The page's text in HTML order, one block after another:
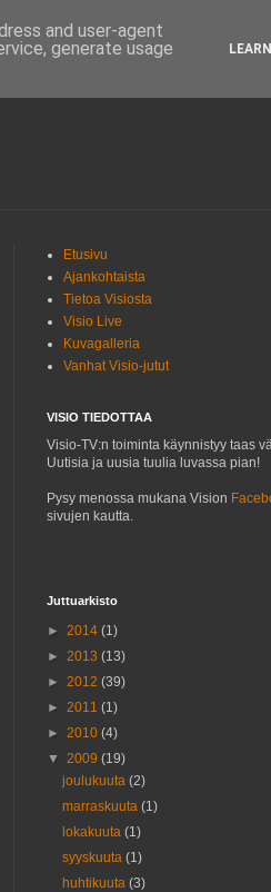
Etusivu
Ajankohtaista
Tietoa Visiosta
Visio Live
Kuvagalleria
Vanhat Visio-jutut
VISIO TIEDOTTAA
Visio-TV:n toiminta käynnistyy taas
Uutisia ja uusia tuulia luvassa pian!
Pysy menossa mukana Vision
sivujen kautta.
Juttuarkisto
► 2014 (1)
► 2013 (13)
► 2012 (39)
► 2011 (1)
► 2010 (4)
▼ 2009 (19)
joulukuuta(2)
marraskuuta(1)
lokakuuta(1)
syyskuuta(1)
huhtikuuta(3)
and user-agent
generate usage